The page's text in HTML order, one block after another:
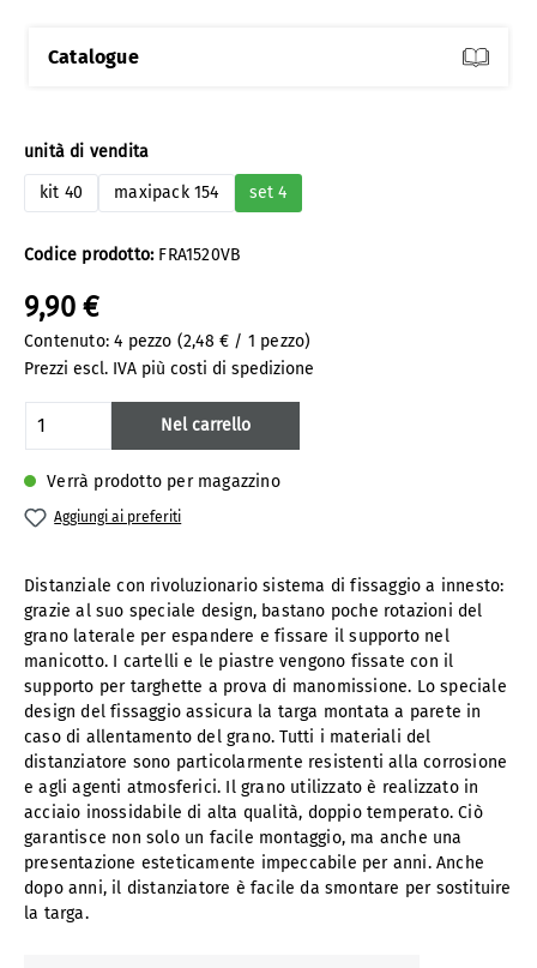
Catalogue
Codice prodotto: FRA1520VB
9,90 €
Contenuto:4 pezzo (2,48 € / 1 pezzo)
Prezzi escl. IVA più costi di spedizione
Verrà prodotto per magazzino
Seleziona
unità di vendita
kit 40
maxipack 154 set 4
Quantità del prodotto: inserisci la
Nel carrello
Aggiungi ai preferiti
Distanziale con rivoluzionario sistema di fissaggio a innesto:
grazie al suo speciale design, bastano poche rotazioni del
grano laterale per espandere e fissare il supporto nel
manicotto. I cartelli e le piastre vengono fissate con il
supporto per targhette a prova di manomissione. Lo speciale
design del fissaggio assicura la targa montata a parete in
caso di allentamento del grano. Tutti i materiali del
distanziatore sono particolarmente resistenti alla corrosione
e agli agenti atmosferici. Il grano utilizzato è realizzato in
acciaio inossidabile di alta qualità, doppio temperato. Ciò
garantisce non solo un facile montaggio, ma anche una
presentazione esteticamente impeccabile per anni. Anche
dopo anni, il distanziatore è facile da smontare per sostituire
la targa.